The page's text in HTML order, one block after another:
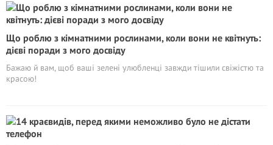
Що роблю з кімнатними рослинами, коли вони не квітнуть:
дієві поради з мого досвіду
Бажаю й вам, щоб ваші зелені улюбленці завжди тішили свіжістю та
красою!